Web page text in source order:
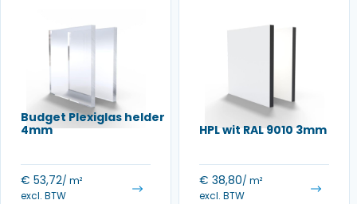
Budget Plexiglas helder
4mm
€ 53,72/ m²
excl. BTW
HPL wit RAL 9010 3mm
€ 38,80/ m²
excl. BTW